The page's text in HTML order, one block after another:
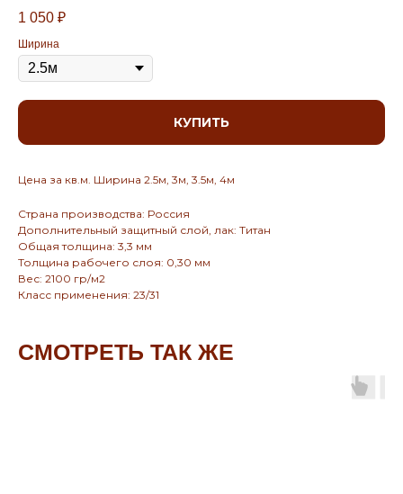
1 050 ₽
Ширина
КУПИТЬ
Цена за кв.м. Ширина 2.5м, 3м, 3.5м, 4м
Страна производства: Россия
Дополнительный защитный слой, лак: Титан
Общая толщина: 3,3 мм
Толщина рабочего слоя: 0,30 мм
Вес: 2100 гр/м2
Класс применения: 23/31
СМОТРЕТЬ ТАК ЖЕ